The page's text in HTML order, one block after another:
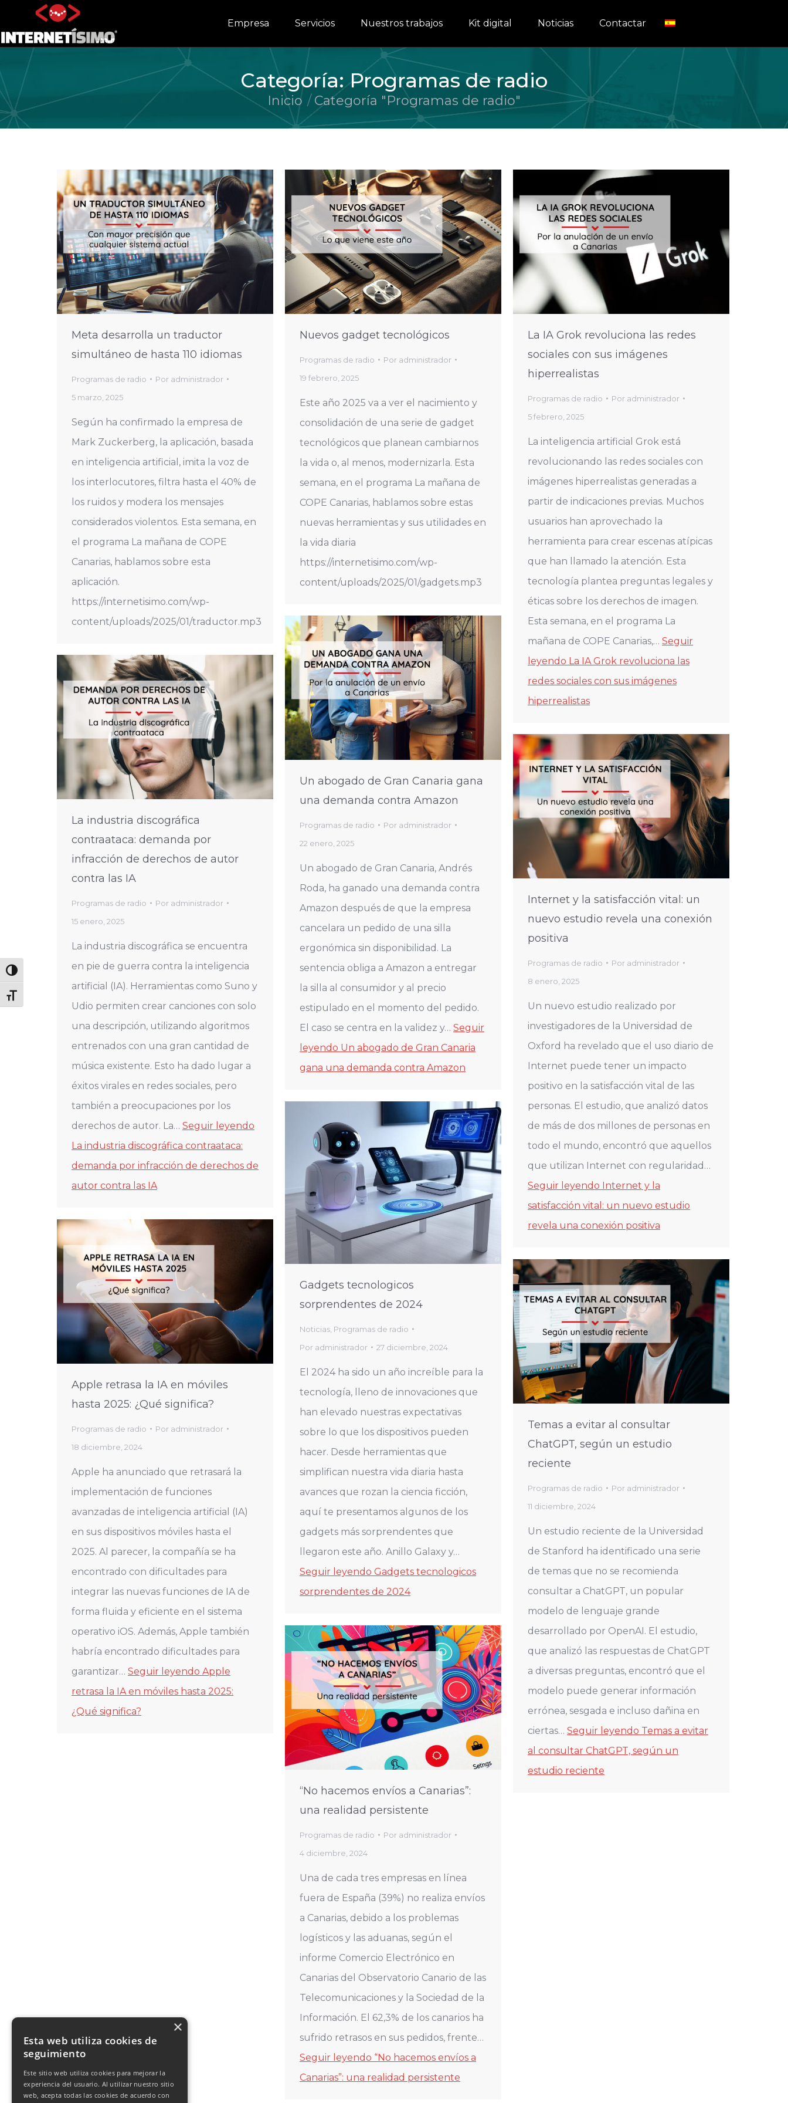
Alternar alto contraste
Alternar tamaño de letra
Empresa Servicios Nuestros trabajos Kit digital Noticias Contactar
Categoría:Programas de radio
Estás aquí:
Inicio Categoría "Programas de radio"
Meta desarrolla un traductor
simultáneo de hasta 110 idiomas
Programas de radio Por administrador
5 marzo, 2025
Según ha confirmado la empresa de
Mark Zuckerberg, la aplicación, basada
en inteligencia artificial, imita la voz de
los interlocutores, filtra hasta el 40% de
los ruidos y modera los mensajes
considerados violentos. Esta semana, en
el programa La mañana de COPE
Canarias, hablamos sobre esta
aplicación.
https://internetisimo.com/wp-
content/uploads/2025/01/traductor.mp3
Nuevos gadget tecnológicos
Programas de radio Por administrador
19 febrero, 2025
Este año 2025 va a ver el nacimiento y
consolidación de una serie de gadget
tecnológicos que planean cambiarnos
la vida o, al menos, modernizarla. Esta
semana, en el programa La mañana de
COPE Canarias, hablamos sobre estas
nuevas herramientas y sus utilidades en
la vida diaria
https://internetisimo.com/wp-
content/uploads/2025/01/gadgets.mp3
La IA Grok revoluciona las redes
sociales con sus imágenes
hiperrealistas
Programas de radio Por administrador
5 febrero, 2025
La inteligencia artificial Grok está
revolucionando las redes sociales con
imágenes hiperrealistas generadas a
partir de indicaciones previas. Muchos
usuarios han aprovechado la
herramienta para crear escenas atípicas
que han llamado la atención. Esta
tecnología plantea preguntas legales y
éticas sobre los derechos de imagen.
Esta semana, en el programa La
mañana de COPE Canarias,… Seguir
leyendo La IA Grok revoluciona las
redes sociales con sus imágenes
hiperrealistas
Un abogado de Gran Canaria gana
una demanda contra Amazon
Programas de radio Por administrador
22 enero, 2025
Un abogado de Gran Canaria, Andrés
Roda, ha ganado una demanda contra
Amazon después de que la empresa
cancelara un pedido de una silla
ergonómica sin disponibilidad. La
sentencia obliga a Amazon a entregar
la silla al consumidor y al precio
estipulado en el momento del pedido.
El caso se centra en la validez y… Seguir
leyendo Un abogado de Gran Canaria
gana una demanda contra Amazon
La industria discográfica
contraataca: demanda por
infracción de derechos de autor
contra las IA
Programas de radio Por administrador
15 enero, 2025
La industria discográfica se encuentra
en pie de guerra contra la inteligencia
artificial (IA). Herramientas como Suno y
Udio permiten crear canciones con solo
una descripción, utilizando algoritmos
entrenados con una gran cantidad de
música existente. Esto ha dado lugar a
éxitos virales en redes sociales, pero
también a preocupaciones por los
derechos de autor. La… Seguir leyendo
La industria discográfica contraataca:
demanda por infracción de derechos de
autor contra las IA
Internet y la satisfacción vital: un
nuevo estudio revela una conexión
positiva
Programas de radio Por administrador
8 enero, 2025
Un nuevo estudio realizado por
investigadores de la Universidad de
Oxford ha revelado que el uso diario de
Internet puede tener un impacto
positivo en la satisfacción vital de las
personas. El estudio, que analizó datos
de más de dos millones de personas en
todo el mundo, encontró que aquellos
que utilizan Internet con regularidad…
Seguir leyendo Internet y la
satisfacción vital: un nuevo estudio
revela una conexión positiva
Gadgets tecnologicos
sorprendentes de 2024
Noticias Programas de radio
Por administrador 27 diciembre, 2024
El 2024 ha sido un año increíble para la
tecnología, lleno de innovaciones que
han elevado nuestras expectativas
sobre lo que los dispositivos pueden
hacer. Desde herramientas que
simplifican nuestra vida diaria hasta
avances que rozan la ciencia ficción,
aquí te presentamos algunos de los
gadgets más sorprendentes que
llegaron este año. Anillo Galaxy y…
Seguir leyendo Gadgets tecnologicos
sorprendentes de 2024
Apple retrasa la IA en móviles
hasta 2025: ¿Qué significa?
Programas de radio Por administrador
18 diciembre, 2024
Apple ha anunciado que retrasará la
implementación de funciones
avanzadas de inteligencia artificial (IA)
en sus dispositivos móviles hasta el
2025. Al parecer, la compañía se ha
encontrado con dificultades para
integrar las nuevas funciones de IA de
forma fluida y eficiente en el sistema
operativo iOS. Además, Apple también
habría encontrado dificultades para
garantizar… Seguir leyendo Apple
retrasa la IA en móviles hasta 2025:
¿Qué significa?
Temas a evitar al consultar
ChatGPT, según un estudio
reciente
Programas de radio Por administrador
11 diciembre, 2024
Un estudio reciente de la Universidad
de Stanford ha identificado una serie
de temas que no se recomienda
consultar a ChatGPT, un popular
modelo de lenguaje grande
desarrollado por OpenAI. El estudio,
que analizó las respuestas de ChatGPT
a diversas preguntas, encontró que el
modelo puede generar información
errónea, sesgada e incluso dañina en
ciertas… Seguir leyendo Temas a evitar
al consultar ChatGPT, según un
estudio reciente
“No hacemos envíos a Canarias”:
una realidad persistente
Programas de radio Por administrador
4 diciembre, 2024
Una de cada tres empresas en línea
fuera de España (39%) no realiza envíos
a Canarias, debido a los problemas
logísticos y las aduanas, según el
informe Comercio Electrónico en
Canarias del Observatorio Canario de las
Telecomunicaciones y la Sociedad de la
Información. El 62,3% de los canarios ha
sufrido retrasos en sus pedidos, frente…
Seguir leyendo “No hacemos envíos a
Canarias”: una realidad persistente
Esta web utiliza cookies de
seguimiento
Este sitio web utiliza cookies para mejorar la
experiencia del usuario. Al utilizar nuestro sitio
web, acepta todas las cookies de acuerdo con
×